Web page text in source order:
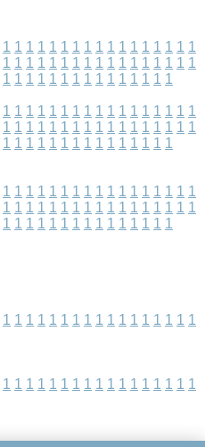
1 1 1 1 1 1 1 1 1 1 1 1 1 1 1 1 1
1 1 1 1 1 1 1 1 1 1 1 1 1 1 1 1 1
1 1 1 1 1 1 1 1 1 1 1 1 1 1 1
1 1 1 1 1 1 1 1 1 1 1 1 1 1 1 1 1
1 1 1 1 1 1 1 1 1 1 1 1 1 1 1 1 1
1 1 1 1 1 1 1 1 1 1 1 1 1 1 1
1 1 1 1 1 1 1 1 1 1 1 1 1 1 1 1 1
1 1 1 1 1 1 1 1 1 1 1 1 1 1 1 1 1
1 1 1 1 1 1 1 1 1 1 1 1 1 1 1
1 1 1 1 1 1 1 1 1 1 1 1 1 1 1 1 1
1 1 1 1 1 1 1 1 1 1 1 1 1 1 1 1 1